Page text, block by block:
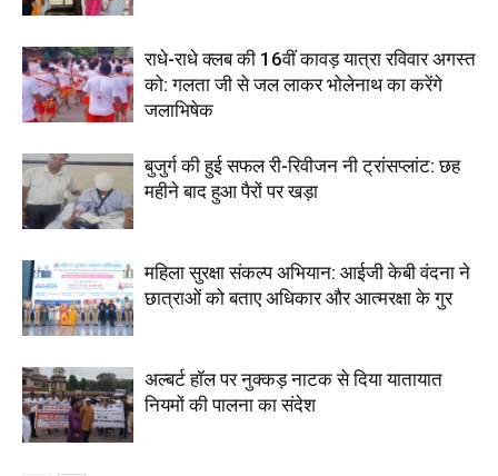
राधे-राधे क्लब की 16वीं कावड़ यात्रा रविवार अगस्त
को: गलता जी से जल लाकर भोलेनाथ का करेंगे
जलाभिषेक
बुजुर्ग की हुई सफल री-रिवीजन नी ट्रांसप्लांट: छह
महीने बाद हुआ पैरों पर खड़ा
महिला सुरक्षा संकल्प अभियान: आईजी केबी वंदना ने
छात्राओं को बताए अधिकार और आत्मरक्षा के गुर
अल्बर्ट हॉल पर नुक्कड़ नाटक से दिया यातायात
नियमों की पालना का संदेश